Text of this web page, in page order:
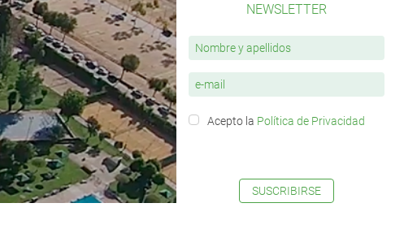
NEWSLETTER
Acepto la Política de Privacidad
SUSCRIBIRSE